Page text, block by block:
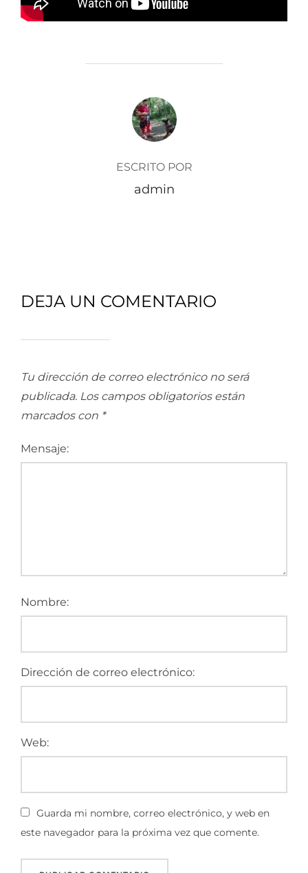
AUTOR DE LA ENTRADA
ESCRITO POR
admin
DEJA UN COMENTARIO
Tu dirección de correo electrónico no será
publicada. Los campos obligatorios están
marcados con *
Mensaje:
Nombre:
Dirección de correo electrónico:
Web:
Guarda mi nombre, correo electrónico, y web en
este navegador para la próxima vez que comente.